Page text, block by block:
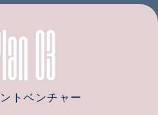
03
トベンチャー